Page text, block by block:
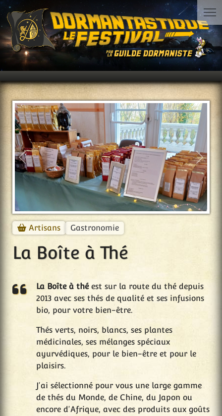
Précédent
Artisans Gastronomie
La Boîte à Thé
La Boîte à théest sur la route du thé depuis
2013 avec ses thés de qualité et ses infusions
bio, pour votre bien-être.
Thés verts, noirs, blancs, ses plantes
médicinales, ses mélanges spéciaux
ayurvédiques, pour le bien-être et pour le
plaisirs.
J'ai sélectionné pour vous une large gamme
de thés du Monde, de Chine, du Japon ou
encore d'Afrique, avec des produits aux goûts